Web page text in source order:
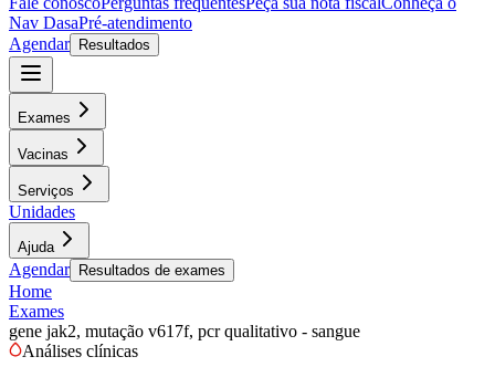
Nav DasaPré-atendimento
Agendar
Resultados
Exames
Vacinas
Serviços
Unidades
Ajuda
Agendar Resultados de exames
Home
Exames
gene jak2, mutação v617f, pcr qualitativo - sangue
Análises clínicas